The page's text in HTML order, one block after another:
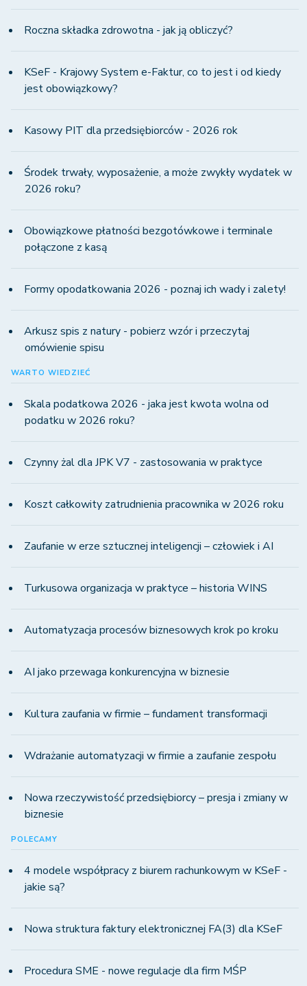
Roczna składka zdrowotna - jak ją obliczyć?
KSeF - Krajowy System e-Faktur, co to jest i od kiedy
jest obowiązkowy?
Kasowy PIT dla przedsiębiorców - 2026 rok
Środek trwały, wyposażenie, a może zwykły wydatek w
2026 roku?
Obowiązkowe płatności bezgotówkowe i terminale
połączone z kasą
Formy opodatkowania 2026 - poznaj ich wady i zalety!
Arkusz spis z natury - pobierz wzór i przeczytaj
omówienie spisu
WARTO WIEDZIEĆ
Skala podatkowa 2026 - jaka jest kwota wolna od
podatku w 2026 roku?
Czynny żal dla JPK V7 - zastosowania w praktyce
Koszt całkowity zatrudnienia pracownika w 2026 roku
Zaufanie w erze sztucznej inteligencji – człowiek i AI
Turkusowa organizacja w praktyce – historia WINS
Automatyzacja procesów biznesowych krok po kroku
AI jako przewaga konkurencyjna w biznesie
Kultura zaufania w firmie – fundament transformacji
Wdrażanie automatyzacji w firmie a zaufanie zespołu
Nowa rzeczywistość przedsiębiorcy – presja i zmiany w
biznesie
POLECAMY
4 modele współpracy z biurem rachunkowym w KSeF -
jakie są?
Nowa struktura faktury elektronicznej FA(3) dla KSeF
Procedura SME - nowe regulacje dla firm MŚP